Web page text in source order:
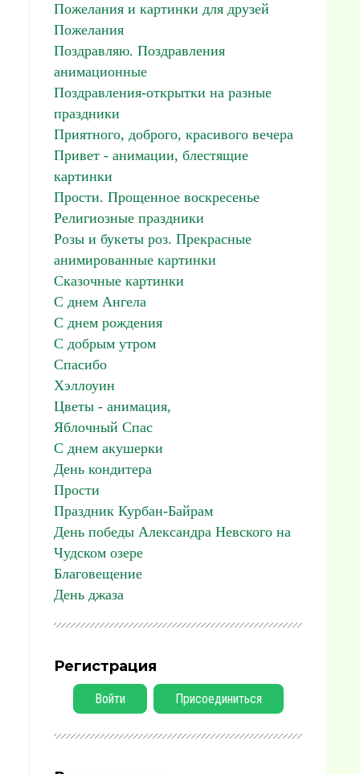
Пожелания и картинки для друзей
Пожелания
Поздравляю. Поздравления
анимационные
Поздравления-открытки на разные
праздники
Приятного, доброго, красивого вечера
Привет - анимации, блестящие
картинки
Прости. Прощенное воскресенье
Религиозные праздники
Розы и букеты роз. Прекрасные
анимированные картинки
Сказочные картинки
С днем Ангела
С днем рождения
С добрым утром
Спасибо
Хэллоуин
Цветы - анимация,
Яблочный Спас
С днем акушерки
День кондитера
Прости
Праздник Курбан-Байрам
День победы Александра Невского на
Чудском озере
Благовещение
День джаза
Регистрация
Войти Присоединиться